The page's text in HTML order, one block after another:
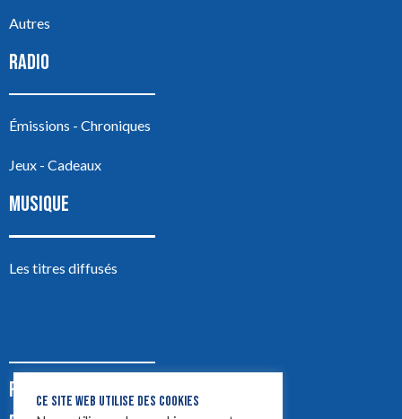
Autres
RADIO
Émissions - Chroniques
Jeux - Cadeaux
MUSIQUE
Les titres diffusés
PODCASTS
CE SITE WEB UTILISE DES COOKIES